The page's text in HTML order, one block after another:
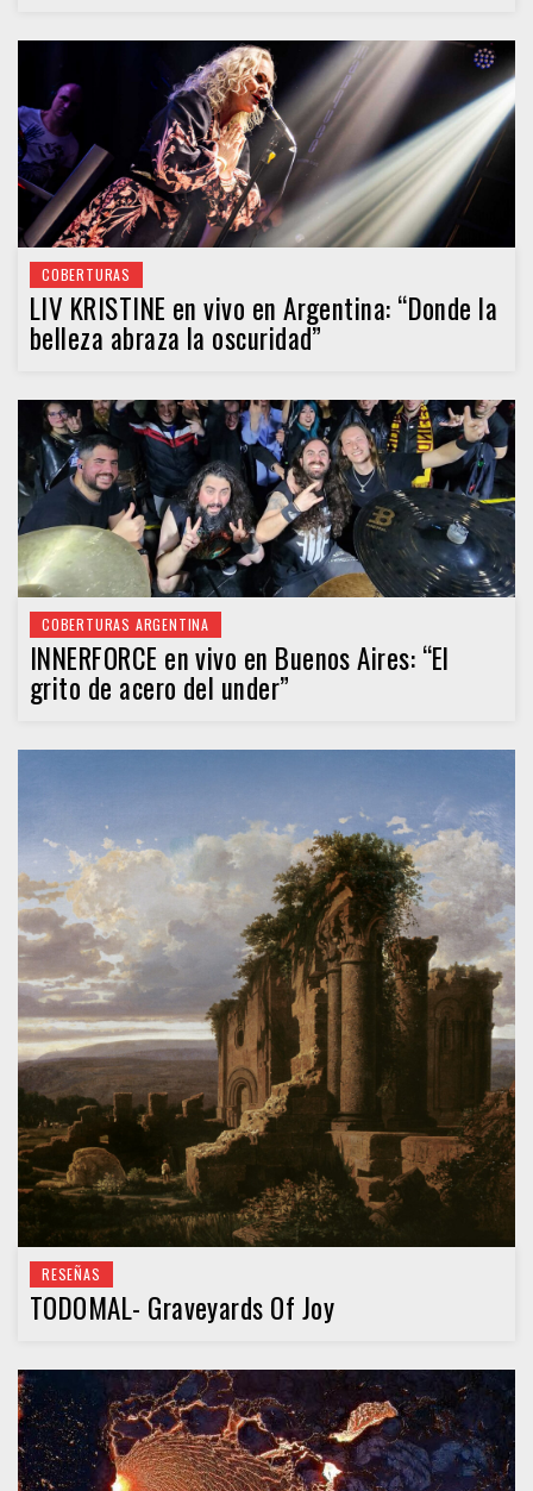
COBERTURAS
LIV KRISTINE en vivo en Argentina: “Donde la
belleza abraza la oscuridad”
COBERTURAS ARGENTINA
INNERFORCE en vivo en Buenos Aires: “El
grito de acero del under”
RESEÑAS
TODOMAL- Graveyards Of Joy